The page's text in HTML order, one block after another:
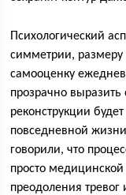
Психологический
симметрии,
самооценку
прозрачно
реконструкции
повседневной
говорили, что
просто
преодоления